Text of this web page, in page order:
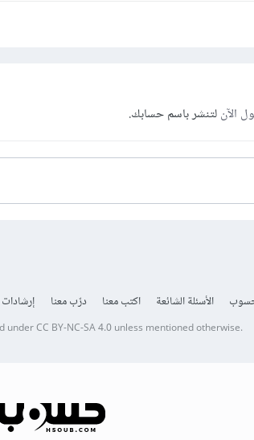
الآنلتنشر باسم حسابك.
الأسئلة الشائعة اكتب معنا درّب معنا
underCC BY-NC-SA 4.0unless mentioned otherwise.